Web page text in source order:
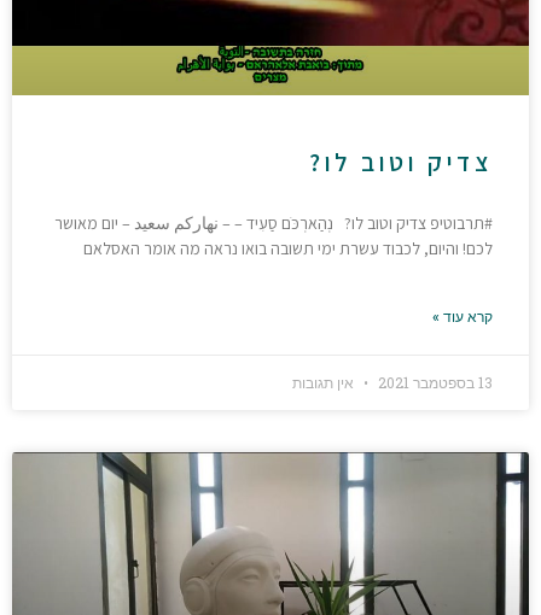
צדיק וטוב לו?
#תרבוטיפ צדיק וטוב לו? נְהַארְכֹּם סַעִיד – – نهاركم سعيد – יום מאושר
לכם! והיום, לכבוד עשרת ימי תשובה בואו נראה מה אומר האסלאם
קרא עוד »
13 בספטמבר 2021 אין תגובות